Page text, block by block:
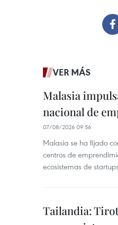
VER MÁS
Malasia
nacional de
07/08/2026 09:56
Malasia se ha fijado
centros de
ecosistemas de
Tailandia: